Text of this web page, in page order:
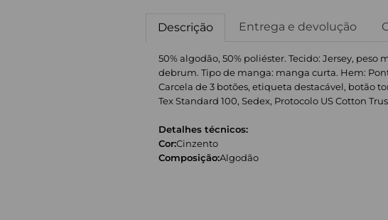
Descrição Entrega e devolução
50% algodão, 50% poliéster. Tecido: Jersey,
debrum. Tipo de manga: manga curta. Hem:
Carcela de 3 botões, etiqueta destacável, botão
Tex Standard 100, Sedex, Protocolo US Cotton
Detalhes técnicos:
Cor:Cinzento
Composição:Algodão